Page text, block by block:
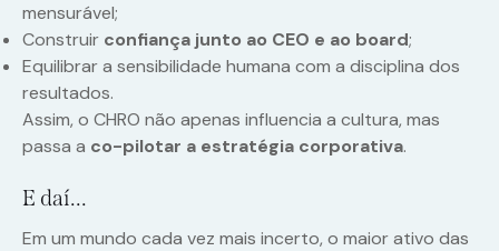
mensurável;
Construir confiança junto ao CEO e ao board;
Equilibrar a sensibilidade humana com a disciplina dos
resultados.
Assim, o CHRO não apenas influencia a cultura, mas
passa a co-pilotar a estratégia corporativa.
E daí…
Em um mundo cada vez mais incerto, o maior ativo das